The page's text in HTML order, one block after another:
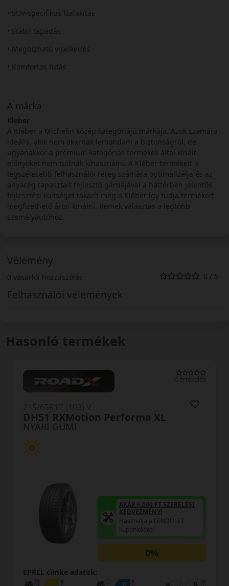
• SUV-specifikus kialakítás
• Stabil tapadás
• Megbízható viselkedés
• Komfortos futás
A márka
Kleber
A Kléber a Michelin közép kategóriájú márkája. Azok számára
ideális, akik nem akarnak lemondani a biztonságról, de
ugyanakkor a prémium kategóriás termékek által kínált
előnyöket nem tudnák kihasználni. A Kléber termékeit a
legszélesebb felhasználói réteg számára optimalizálja és az
anyacég tapasztalt fejlesztő gárdájával a háttérben jelentős
fejlesztési költséget takarít meg a Kléber így tudja termékeit
megfizethető áron kínálni. Remek választás a legtöbb
személyautóhoz.
Vélemény
0 vásárlói hozzászólás 0 / 5
Felhasználói vélemények
Hasonló termékek
0 értékelés
NYÁRI GUMI
LK12A S Fit2 SUV
AKÁR 6.000 FT SZERELÉSI
KEDVEZMÉNY!
Használja a LENDÜLET
kuponkódot!
0%
EPREL cimke adatok: